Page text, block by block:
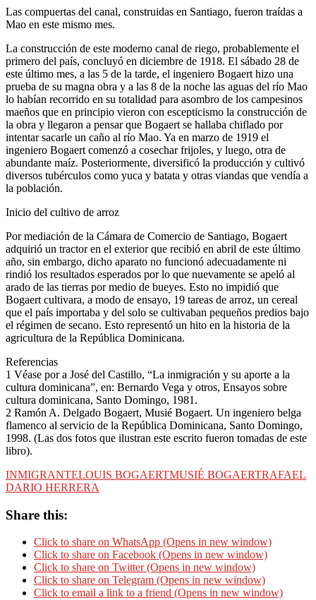
Las compuertas del canal, construidas en Santiago, fueron traídas a
Mao en este mismo mes.
La construcción de este moderno canal de riego, probablemente el
primero del país, concluyó en diciembre de 1918. El sábado 28 de
este último mes, a las 5 de la tarde, el ingeniero Bogaert hizo una
prueba de su magna obra y a las 8 de la noche las aguas del río Mao
lo habían recorrido en su totalidad para asombro de los campesinos
maeños que en principio vieron con escepticismo la construcción de
la obra y llegaron a pensar que Bogaert se hallaba chiflado por
intentar sacarle un caño al río Mao. Ya en marzo de 1919 el
ingeniero Bogaert comenzó a cosechar frijoles, y luego, otra de
abundante maíz. Posteriormente, diversificó la producción y cultivó
diversos tubérculos como yuca y batata y otras viandas que vendía a
la población.
Inicio del cultivo de arroz
Por mediación de la Cámara de Comercio de Santiago, Bogaert
adquirió un tractor en el exterior que recibió en abril de este último
año, sin embargo, dicho aparato no funcionó adecuadamente ni
rindió los resultados esperados por lo que nuevamente se apeló al
arado de las tierras por medio de bueyes. Esto no impidió que
Bogaert cultivara, a modo de ensayo, 19 tareas de arroz, un cereal
que el país importaba y del solo se cultivaban pequeños predios bajo
el régimen de secano. Esto representó un hito en la historia de la
agricultura de la República Dominicana.
Referencias
1 Véase por a José del Castillo, “La inmigración y su aporte a la
cultura dominicana”, en: Bernardo Vega y otros, Ensayos sobre
cultura dominicana, Santo Domingo, 1981.
2 Ramón A. Delgado Bogaert, Musié Bogaert. Un ingeniero belga
flamenco al servicio de la República Dominicana, Santo Domingo,
1998. (Las dos fotos que ilustran este escrito fueron tomadas de este
libro).
INMIGRANTELOUIS BOGAERTMUSIÉ BOGAERTRAFAEL
DARIO HERRERA
Share this:
Click to share on WhatsApp (Opens in new window)
Click to share on Facebook (Opens in new window)
Click to share on Twitter (Opens in new window)
Click to share on Telegram (Opens in new window)
Click to email a link to a friend (Opens in new window)